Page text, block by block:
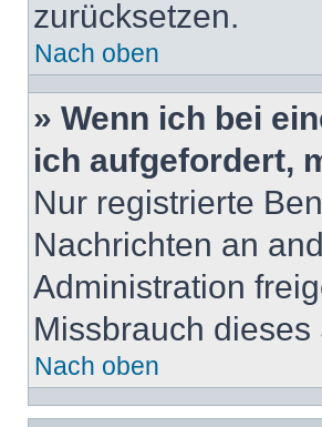
zurücksetzen.
Nach oben
» Wenn ich bei
ich aufgefordert,
Nur registrierte
Nachrichten an
Administration
Missbrauch
Nach oben